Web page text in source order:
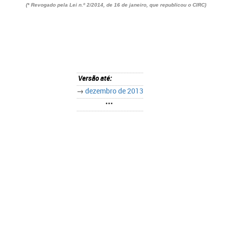
(* Revogado pela Lei n.º 2/2014, de 16 de janeiro, que republicou o CIRC)
Versão até:
→ dezembro de 2013
•••